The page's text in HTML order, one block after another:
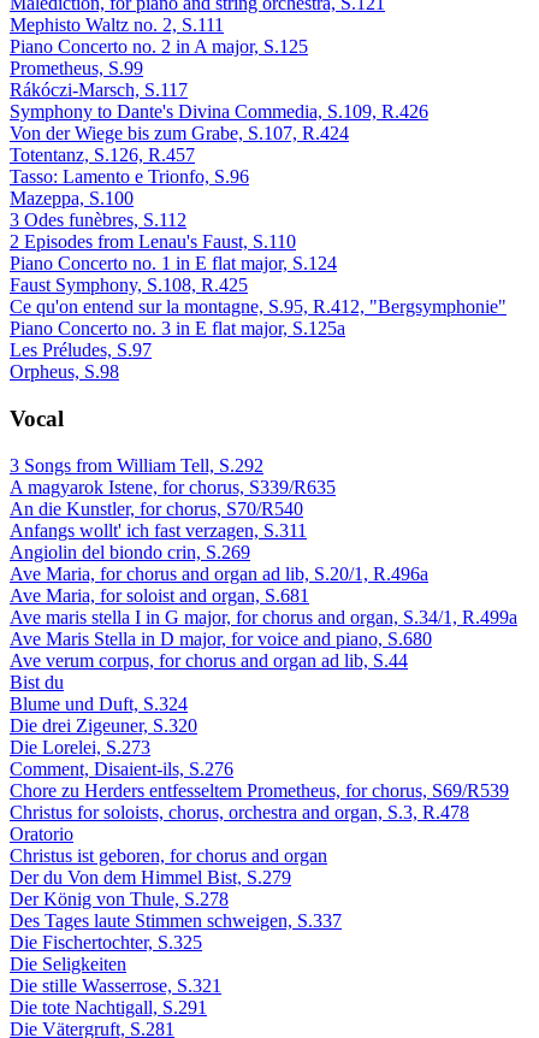
Mephisto Waltz no. 2, S.111
Piano Concerto no. 2 in A major, S.125
Prometheus, S.99
Rákóczi-Marsch, S.117
Symphony to Dante's Divina Commedia, S.109, R.426
Von der Wiege bis zum Grabe, S.107, R.424
Totentanz, S.126, R.457
Tasso: Lamento e Trionfo, S.96
Mazeppa, S.100
3 Odes funèbres, S.112
2 Episodes from Lenau's Faust, S.110
Piano Concerto no. 1 in E flat major, S.124
Faust Symphony, S.108, R.425
Ce qu'on entend sur la montagne, S.95, R.412, "Bergsymphonie"
Piano Concerto no. 3 in E flat major, S.125a
Les Préludes, S.97
Orpheus, S.98
Vocal
3 Songs from William Tell, S.292
A magyarok Istene, for chorus, S339/R635
An die Kunstler, for chorus, S70/R540
Anfangs wollt' ich fast verzagen, S.311
Angiolin del biondo crin, S.269
Ave Maria, for chorus and organ ad lib, S.20/1, R.496a
Ave Maria, for soloist and organ, S.681
Ave maris stella I in G major, for chorus and organ, S.34/1, R.499a
Ave Maris Stella in D major, for voice and piano, S.680
Ave verum corpus, for chorus and organ ad lib, S.44
Bist du
Blume und Duft, S.324
Die drei Zigeuner, S.320
Die Lorelei, S.273
Comment, Disaient-ils, S.276
Chore zu Herders entfesseltem Prometheus, for chorus, S69/R539
Christus for soloists, chorus, orchestra and organ, S.3, R.478
Oratorio
Christus ist geboren, for chorus and organ
Der du Von dem Himmel Bist, S.279
Der König von Thule, S.278
Des Tages laute Stimmen schweigen, S.337
Die Fischertochter, S.325
Die Seligkeiten
Die stille Wasserrose, S.321
Die tote Nachtigall, S.291
Die Vätergruft, S.281